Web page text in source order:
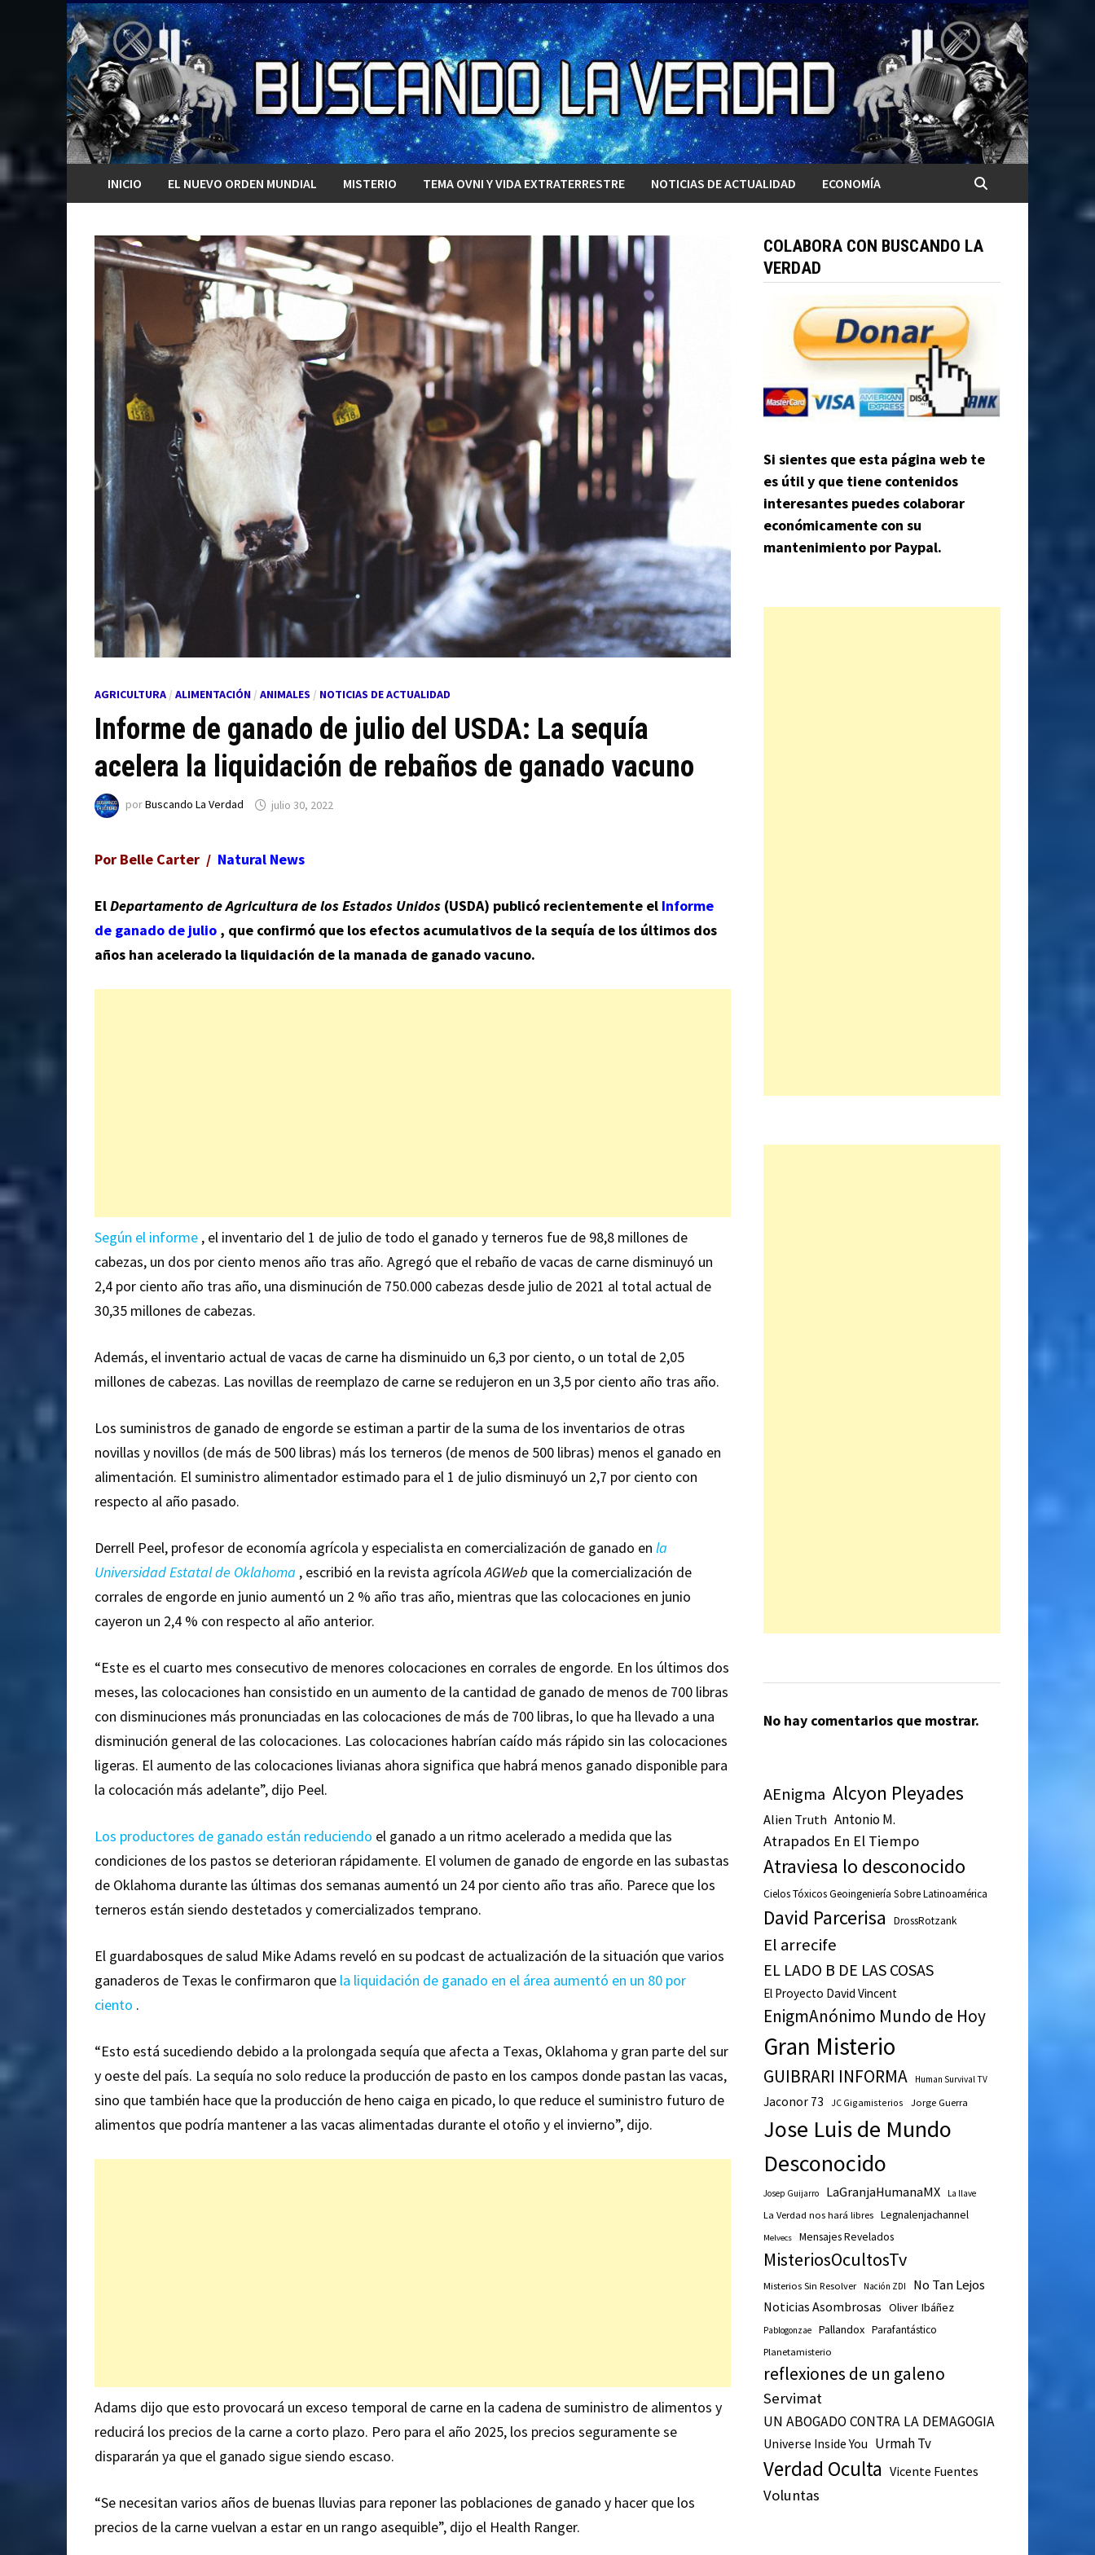
Saltar
al
contenido
INICIO EL NUEVO ORDEN MUNDIAL MISTERIO TEMA OVNI Y VIDA EXTRATERRESTRE NOTICIAS DE ACTUALIDAD ECONOMÍA
AGRICULTURA/ ALIMENTACIÓN/ ANIMALES / NOTICIAS DE ACTUALIDAD
Informe de ganado de julio del USDA: La sequía
acelera la liquidación de rebaños de ganado vacuno
porBuscando La Verdad julio 30, 2022
Por Belle Carter / Natural News
ElDepartamento de Agricultura de los Estados Unidos(USDA) publicó recientemente el Informe
de ganado de julio, que confirmó que los efectos acumulativos de la sequía de los últimos dos
años han acelerado la liquidación de la manada de ganado vacuno.
Según el informe, el inventario del 1 de julio de todo el ganado y terneros fue de 98,8 millones de
cabezas, un dos por ciento menos año tras año. Agregó que el rebaño de vacas de carne disminuyó un
2,4 por ciento año tras año, una disminución de 750.000 cabezas desde julio de 2021 al total actual de
30,35 millones de cabezas.
Además, el inventario actual de vacas de carne ha disminuido un 6,3 por ciento, o un total de 2,05
millones de cabezas. Las novillas de reemplazo de carne se redujeron en un 3,5 por ciento año tras año.
Los suministros de ganado de engorde se estiman a partir de la suma de los inventarios de otras
novillas y novillos (de más de 500 libras) más los terneros (de menos de 500 libras) menos el ganado en
alimentación. El suministro alimentador estimado para el 1 de julio disminuyó un 2,7 por ciento con
respecto al año pasado.
Derrell Peel, profesor de economía agrícola y especialista en comercialización de ganado en la
Universidad Estatal de Oklahoma , escribió en la revista agrícolaAGWeb que la comercialización de
corrales de engorde en junio aumentó un 2 % año tras año, mientras que las colocaciones en junio
cayeron un 2,4 % con respecto al año anterior.
“Este es el cuarto mes consecutivo de menores colocaciones en corrales de engorde. En los últimos dos
meses, las colocaciones han consistido en un aumento de la cantidad de ganado de menos de 700 libras
con disminuciones más pronunciadas en las colocaciones de más de 700 libras, lo que ha llevado a una
disminución general de las colocaciones. Las colocaciones habrían caído más rápido sin las colocaciones
ligeras. El aumento de las colocaciones livianas ahora significa que habrá menos ganado disponible para
la colocación más adelante”, dijo Peel.
Los productores de ganado están reduciendo el ganado a un ritmo acelerado a medida que las
condiciones de los pastos se deterioran rápidamente. El volumen de ganado de engorde en las subastas
de Oklahoma durante las últimas dos semanas aumentó un 24 por ciento año tras año. Parece que los
terneros están siendo destetados y comercializados temprano.
El guardabosques de salud Mike Adams reveló en su podcast de actualización de la situación que varios
ganaderos de Texas le confirmaron que la liquidación de ganado en el área aumentó en un 80 por
ciento .
“Esto está sucediendo debido a la prolongada sequía que afecta a Texas, Oklahoma y gran parte del sur
y oeste del país. La sequía no solo reduce la producción de pasto en los campos donde pastan las vacas,
sino que también hace que la producción de heno caiga en picado, lo que reduce el suministro futuro de
alimentos que podría mantener a las vacas alimentadas durante el otoño y el invierno”, dijo.
Adams dijo que esto provocará un exceso temporal de carne en la cadena de suministro de alimentos y
reducirá los precios de la carne a corto plazo. Pero para el año 2025, los precios seguramente se
dispararán ya que el ganado sigue siendo escaso.
“Se necesitan varios años de buenas lluvias para reponer las poblaciones de ganado y hacer que los
precios de la carne vuelvan a estar en un rango asequible”, dijo el Health Ranger.
COLABORA CON BUSCANDO LA
VERDAD
Si sientes que esta página web te
es útil y que tiene contenidos
interesantes puedes colaborar
económicamente con su
mantenimiento por Paypal.
No hay comentarios que mostrar.
AEnigma Alcyon Pleyades
Alien Truth Antonio M.
Atrapados En El Tiempo
Atraviesa lo desconocido
Cielos Tóxicos Geoingeniería Sobre Latinoamérica
David Parcerisa DrossRotzank
El arrecife
EL LADO B DE LAS COSAS
El Proyecto David Vincent
EnigmAnónimo Mundo de Hoy
Gran Misterio
GUIBRARI INFORMA Human Survival TV
Jaconor 73 JC Gigamisterios Jorge Guerra
Jose Luis de Mundo
Desconocido
Josep Guijarro LaGranjaHumanaMX La llave
La Verdad nos hará libres Legnalenjachannel
Melvecs Mensajes Revelados
MisteriosOcultosTv
Misterios Sin Resolver Nación ZDI No Tan Lejos
Noticias Asombrosas Oliver Ibáñez
Pablogonzae Pallandox Parafantástico
Planetamisterio
reflexiones de un galeno
Servimat
UN ABOGADO CONTRA LA DEMAGOGIA
Universe Inside You Urmah Tv
Verdad Oculta Vicente Fuentes
Voluntas